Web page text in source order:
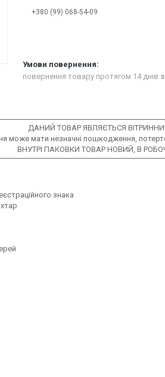
+380 (99) 068-54-09
повернення товару протягом 14 днів
ДАНИЙ ТОВАР ЯВЛЯЄТЬСЯ
може мати незначні пошкодження,
ВНУТРІ ПАКОВКИ ТОВАР НОВИЙ, В
знака